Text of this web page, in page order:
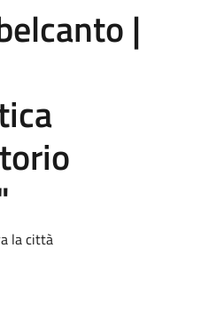
|
la città